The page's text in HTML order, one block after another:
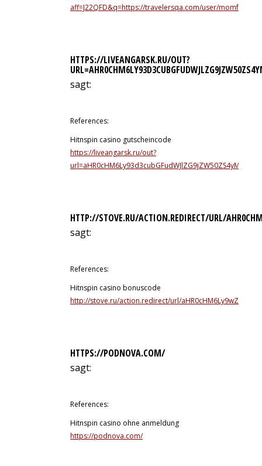
aff=J22QFD&q=https://travelersqa.com/user/
HTTPS://LIVEANGARSK.RU/OUT?
sagt:
References:
Hitnspin casino gutscheincode
https://liveangarsk.ru/out?
HTTP://STOVE.RU/ACTION.REDIRECT/URL/
sagt:
References:
Hitnspin casino bonuscode
http://stove.ru/action.redirect/url/
HTTPS://PODNOVA.COM/
sagt:
References:
Hitnspin casino ohne anmeldung
https://podnova.com/